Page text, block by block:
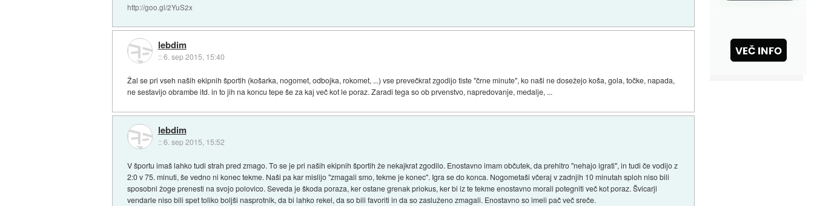
http://goo.gl/2YuS2x
lebdim
::6. sep 2015, 15:40
Žal se pri vseh naših ekipnih športih (košarka, nogomet, odbojka, rokomet, ...) vse prevečkrat zgodijo tiste "črne minute", ko naši ne dosežejo koša, gola, točke, napada,
ne sestavijo obrambe itd. in to jih na koncu tepe še za kaj več kot le poraz. Zaradi tega so ob prvenstvo, napredovanje, medalje, ...
lebdim
::6. sep 2015, 15:52
V športu imaš lahko tudi strah pred zmago. To se je pri naših ekipnih športih že nekajkrat zgodilo. Enostavno imam občutek, da prehitro "nehajo igrati", in tudi če vodijo z
2:0 v 75. minuti, še vedno ni konec tekme. Naši pa kar mislijo "zmagali smo, tekme je konec". Igra se do konca. Nogometaši včeraj v zadnjih 10 minutah sploh niso bili
sposobni žoge prenesti na svojo polovico. Seveda je škoda poraza, ker ostane grenak priokus, ker bi iz te tekme enostavno morali potegniti več kot poraz. Švicarji
vendarle niso bili spet toliko boljši nasprotnik, da bi lahko rekel, da so bili favoriti in da so zasluženo zmagali. Enostavno so imeli pač več sreče.